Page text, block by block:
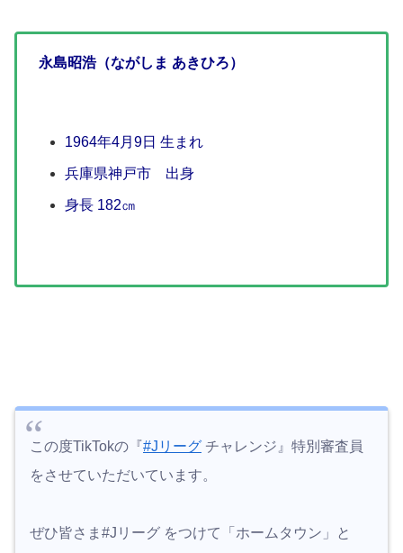
永島昭浩（ながしま あきひろ）
1964年4月9日 生まれ
兵庫県神戸市 出身
身長 182㎝
この度TikTokの『#Jリーグ チャレンジ』特別審査員
をさせていただいています。
ぜひ皆さま#Jリーグ をつけて「ホームタウン」と